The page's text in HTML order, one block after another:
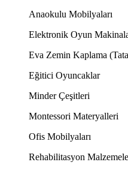
Anaokulu Mobilyaları
Elektronik Oyun
Eva Zemin Kaplama
Eğitici Oyuncaklar
Minder Çeşitleri
Montessori Materyalleri
Ofis Mobilyaları
Rehabilitasyon